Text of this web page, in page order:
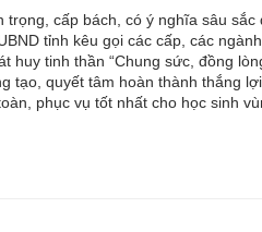
trọng, cấp bách, có ý nghĩa sâu
tỉnh kêu gọi các cấp, các
huy tinh thần “Chung sức, đồng
tạo, quyết tâm hoàn thành thắng
phục vụ tốt nhất cho học sinh